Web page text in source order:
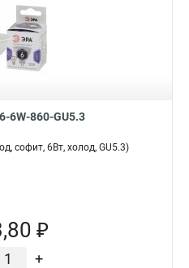
6W-860-GU5.3
софит, 6Вт, холод, GU5.3)
₽
+